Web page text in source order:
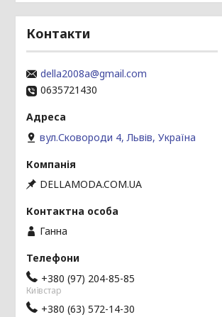
Контакти
della2008a@gmail.com
0635721430
вул.Сковороди 4, Львів, Україна
DELLAMODA.COM.UA
Ганна
+380 (97) 204-85-85
Київстар
+380 (63) 572-14-30